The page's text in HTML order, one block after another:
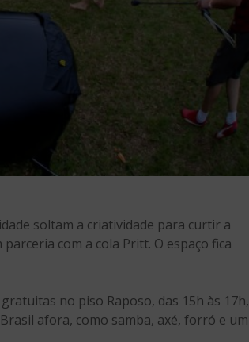
soltam a criatividade para curtir a
com a cola Pritt. O espaço fica
no piso Raposo, das 15h às 17h,
afora, como samba, axé, forró e um